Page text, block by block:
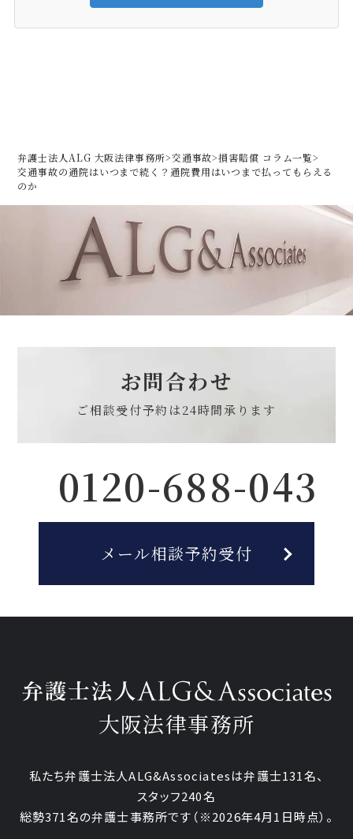
弁護士法人ALG 大阪法律事務所>交通事故>損害賠償 コラム一覧>
交通事故の通院はいつまで続く？通院費用はいつまで払ってもらえる
のか
お問合わせ
ご相談受付予約は24時間承ります
0120-688-043
メール相談予約受付
大阪法律事務所
私たち弁護士法人ALG&Associatesは弁護士131名、
スタッフ240名
総勢371名の弁護士事務所です （※2026年4月1日時点）。